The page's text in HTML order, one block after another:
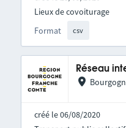
Format csv
Lieux de covoiturage
Réseau
créé le 06/08/2020